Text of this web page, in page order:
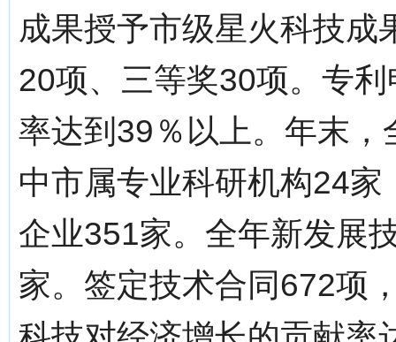
成果授予市级星火科技成
20项、三等奖30项。专
率达到39％以上。年末
中市属专业科研机构24
企业351家。全年新发展
家。签定技术合同672项